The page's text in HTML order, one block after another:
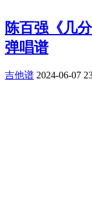
陈百强《几
弹唱谱
吉他谱 2024-06-07